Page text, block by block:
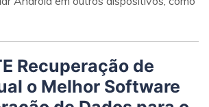
Recuperação de
o Melhor Software